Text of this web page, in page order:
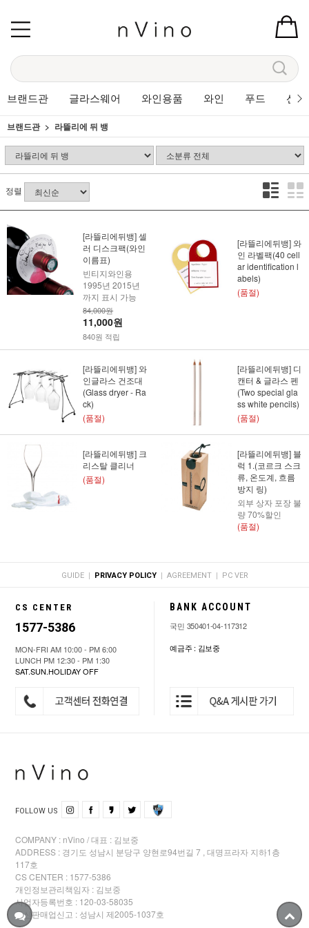
브랜드관 글라스웨어 와인용품 와인 푸드 선
브랜드관 라뜰리에 뒤 뱅
정렬
[라뜰리에뒤뱅] 셀
러 디스크팩(와인
이름표)
빈티지와인용
1995년 2015년
까지 표시 가능
84,000원
11,000원
840원 적립
[라뜰리에뒤뱅] 와
인 라벨팩(40 cell
ar identification l
abels)
(품절)
[라뜰리에뒤뱅] 와
인글라스 건조대
(Glass dryer - Ra
ck)
(품절)
[라뜰리에뒤뱅] 디
캔터 & 글라스 펜
(Two special gla
ss white pencils)
(품절)
[라뜰리에뒤뱅] 크
리스탈 클리너
(품절)
[라뜰리에뒤뱅] 블
럭 1.(코르크 스크
류, 온도계, 흐름
방지 링)
외부 상자 포장 불
량 70%할인
(품절)
GUIDE | PRIVACY POLICY | AGREEMENT | PC VER
CS CENTER
1577-5386
MON-FRI AM 10:00 - PM 6:00
LUNCH PM 12:30 - PM 1:30
SAT.SUN.HOLIDAY OFF
BANK ACCOUNT
국민 350401-04-117312
예금주 : 김보중
FOLLOW US
COMPANY : nVino / 대표 : 김보중
ADDRESS : 경기도 성남시 분당구 양현로94번길 7 , 대명프라자 지하1층
117호
CS CENTER : 1577-5386
개인정보관리책임자 : 김보중
사업자등록번호 : 120-03-58035
통신판매업신고 : 성남시 제2005-1037호